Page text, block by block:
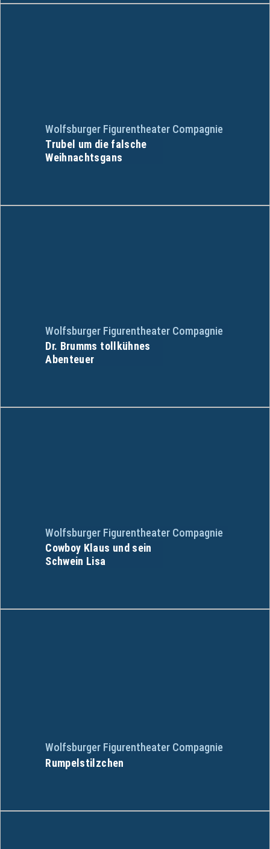
Wolfsburger Figurentheater Compagnie
Trubel um die falsche
Weihnachtsgans
Wolfsburger Figurentheater Compagnie
Dr. Brumms tollkühnes
Abenteuer
Wolfsburger Figurentheater Compagnie
Cowboy Klaus und sein
Schwein Lisa
Wolfsburger Figurentheater Compagnie
Rumpelstilzchen